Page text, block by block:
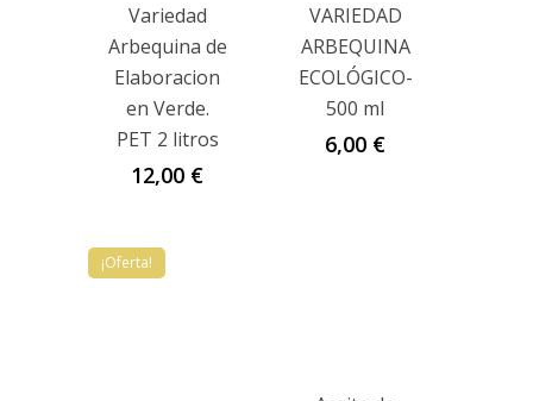
Variedad
Arbequina de
Elaboracion
en Verde.
PET 2 litros
12,00 €
VARIEDAD
ARBEQUINA
ECOLÓGICO-
500 ml
6,00 €
¡Oferta!